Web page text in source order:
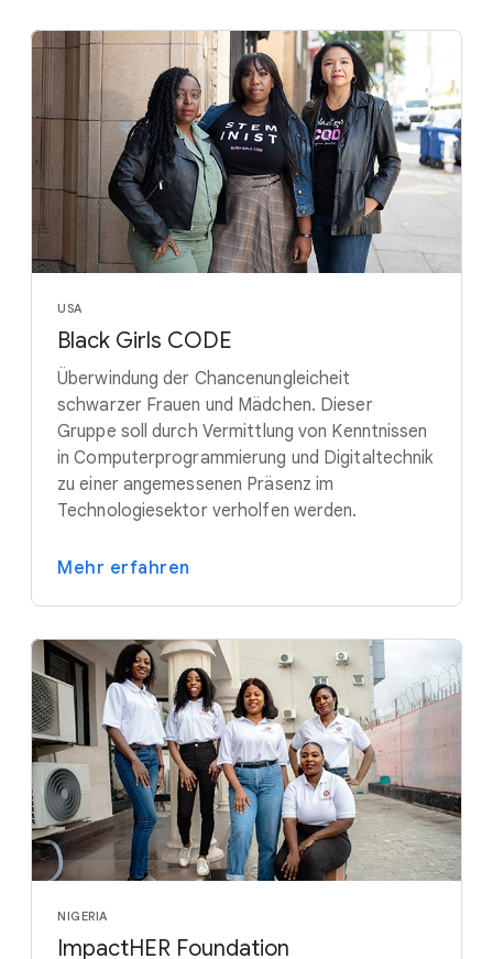
USA
Black Girls CODE
Überwindung der Chancenungleicheit
schwarzer Frauen und Mädchen. Dieser
Gruppe soll durch Vermittlung von Kenntnissen
in Computerprogrammierung und Digitaltechnik
zu einer angemessenen Präsenz im
Technologiesektor verholfen werden.
Mehr erfahren
NIGERIA
ImpactHER Foundation